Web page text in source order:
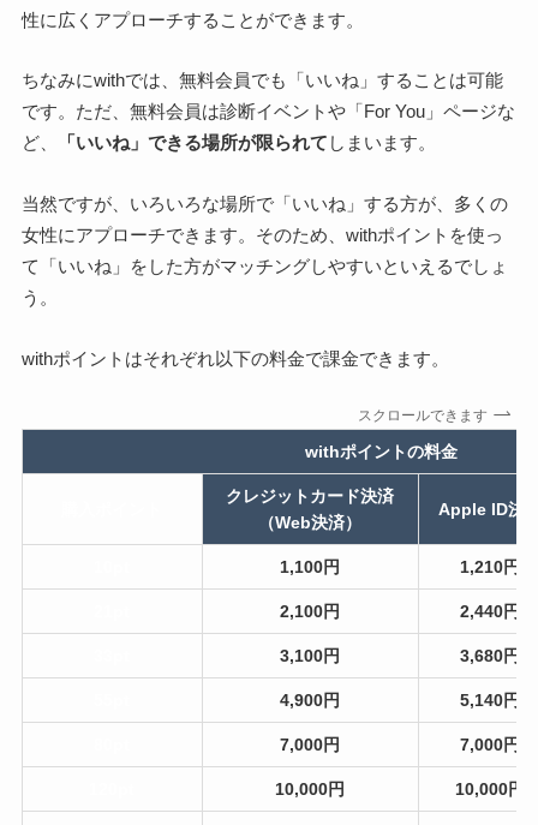
性に広くアプローチすることができます。
ちなみにwithでは、無料会員でも「いいね」することは可能
です。ただ、無料会員は診断イベントや「For You」ページな
ど、
「いいね」できる場所が限られて しまいます。
当然ですが、いろいろな場所で「いいね」する方が、多くの
女性にアプローチできます。そのため、withポイントを使っ
て「いいね」をした方がマッチングしやすいといえるでしょ
う。
withポイントはそれぞれ以下の料金で課金できます。
スクロールできます
withポイントの料金
クレジットカード決済
（Web決済）
Apple ID決
1,100円 1,210円
2,100円 2,440円
3,100円 3,680円
4,900円 5,140円
7,000円 7,000円
10,000円 10,000円